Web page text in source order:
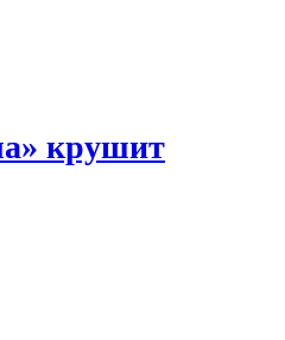
крушит